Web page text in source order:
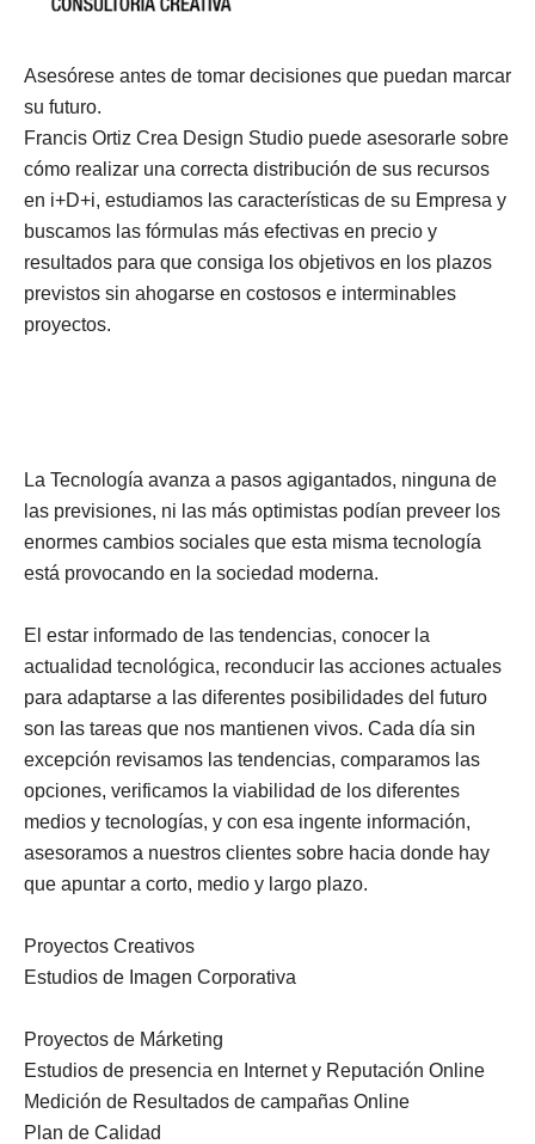
Asesórese antes de tomar decisiones que puedan marcar
su futuro.
Francis Ortiz Crea Design Studio puede asesorarle sobre
cómo realizar una correcta distribución de sus recursos
en i+D+i, estudiamos las características de su Empresa y
buscamos las fórmulas más efectivas en precio y
resultados para que consiga los objetivos en los plazos
previstos sin ahogarse en costosos e interminables
proyectos.
La Tecnología avanza a pasos agigantados, ninguna de
las previsiones, ni las más optimistas podían preveer los
enormes cambios sociales que esta misma tecnología
está provocando en la sociedad moderna.
El estar informado de las tendencias, conocer la
actualidad tecnológica, reconducir las acciones actuales
para adaptarse a las diferentes posibilidades del futuro
son las tareas que nos mantienen vivos. Cada día sin
excepción revisamos las tendencias, comparamos las
opciones, verificamos la viabilidad de los diferentes
medios y tecnologías, y con esa ingente información,
asesoramos a nuestros clientes sobre hacia donde hay
que apuntar a corto, medio y largo plazo.
Proyectos Creativos
Estudios de Imagen Corporativa
Proyectos de Márketing
Estudios de presencia en Internet y Reputación Online
Medición de Resultados de campañas Online
Plan de Calidad